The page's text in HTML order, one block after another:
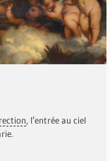
, l’entrée au ciel